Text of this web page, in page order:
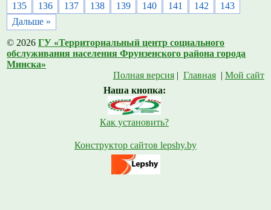
135
136 137 138 139 140 141 142
143
Дальше »
© 2026ГУ «Территориальный центр социального
обслуживания населения Фрунзенского района города
Минска»
Полная версия| Главная| Мой сайт
Наша кнопка:
Как установить?
Конструктор сайтов lepshy.by